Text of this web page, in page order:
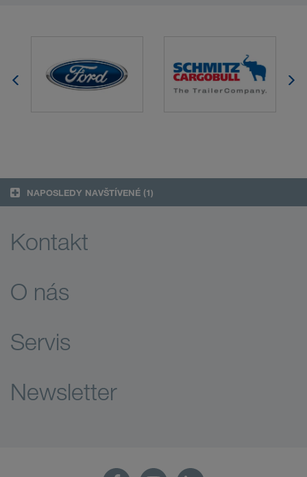
NAPOSLEDY NAVŠTÍVENÉ (1)
Kontakt
O nás
Servis
Newsletter